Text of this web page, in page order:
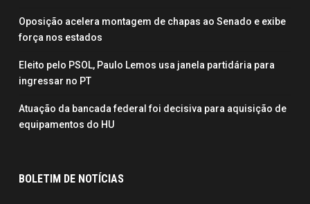
Oposição acelera montagem de chapas ao Senado e exibe
força nos estados
Eleito pelo PSOL, Paulo Lemos usa janela partidária para
ingressar no PT
Atuação da bancada federal foi decisiva para aquisição de
equipamentos do HU
BOLETIM DE NOTÍCIAS